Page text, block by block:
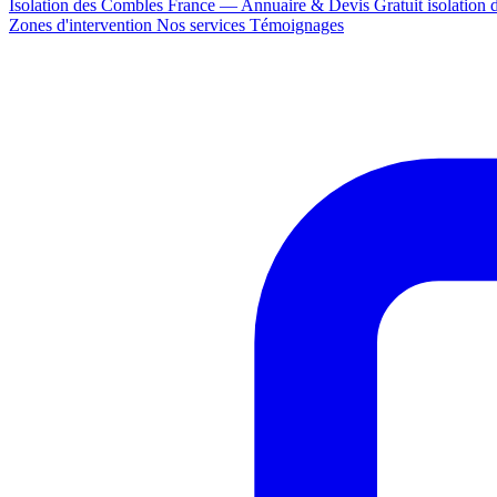
Isolation des Combles France — Annuaire & Devis Gratuit isolation
Zones d'intervention Nos services Témoignages